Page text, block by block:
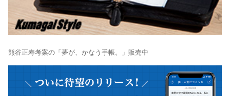
熊谷正寿考案の「夢が、かなう手帳。」販売中